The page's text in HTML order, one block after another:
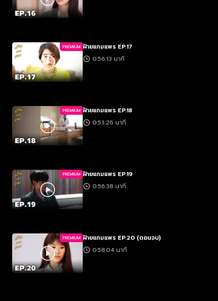
PREMIUM ฝ้ายแกมแพร EP.17
0:56:13 นาที
PREMIUM ฝ้ายแกมแพร EP.18
0:53:26 นาที
PREMIUM ฝ้ายแกมแพร EP.19
0:56:38 นาที
PREMIUM ฝ้ายแกมแพร EP.20 (ตอนจบ)
0:58:04 นาที